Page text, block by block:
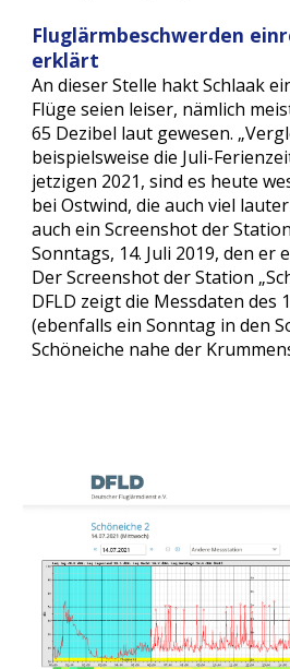
Fluglärmbeschwerden
erklärt
An dieser Stelle hakt Schlaak
Flüge seien leiser, nämlich
65 Dezibel laut gewesen.
beispielsweise die Juli-
jetzigen 2021, sind es heute
bei Ostwind, die auch viel
auch ein Screenshot der
Sonntags, 14. Juli 2019, den er
Der Screenshot der Station
DFLD zeigt die Messdaten des
(ebenfalls ein Sonntag in den
Schöneiche nahe der